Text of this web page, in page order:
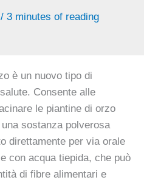
/ 3 minutes of reading
è un nuovo tipo di
Consente alle
le piantine di orzo
sostanza polverosa
direttamente per via orale
con acqua tiepida, che può
di fibre alimentari e